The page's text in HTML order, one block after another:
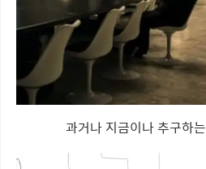
과거나 지금이나 추구하